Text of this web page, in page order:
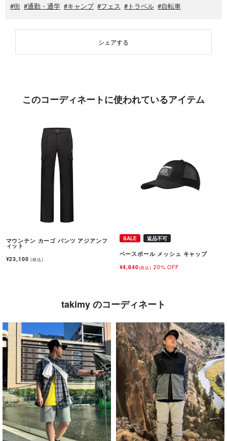
#街 #通勤・通学 #キャンプ #フェス #トラベル #自転車
シェアする
このコーディネートに使われているアイテム
マウンテン カーゴ パンツ アジアンフ
ィット
¥23,100(税込)
SALE 返品不可
ベースボール メッシュ キャップ
¥4,840(税込) 20% OFF
takimy のコーディネート